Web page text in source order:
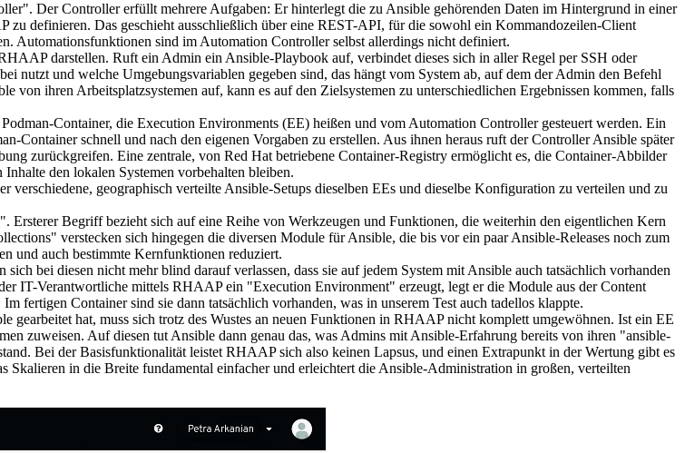
Der Controller erfüllt mehrere Aufgaben: Er hinterlegt die zu Ansible gehörenden Daten im Hintergrund in einer
definieren. Das geschieht ausschließlich über eine REST-API, für die sowohl ein Kommandozeilen-Client
Automationsfunktionen sind im Automation Controller selbst allerdings nicht definiert.
darstellen. Ruft ein Admin ein Ansible-Playbook auf, verbindet dieses sich in aller Regel per SSH oder
nutzt und welche Umgebungsvariablen gegeben sind, das hängt vom System ab, auf dem der Admin den Befehl
ihren Arbeitsplatzsystemen auf, kann es auf den Zielsystemen zu unterschiedlichen Ergebnissen kommen, falls
Container, die Execution Environments (EE) heißen und vom Automation Controller gesteuert werden. Ein
Container schnell und nach den eigenen Vorgaben zu erstellen. Aus ihnen heraus ruft der Controller Ansible später
zurückgreifen. Eine zentrale, von Red Hat betriebene Container-Registry ermöglicht es, die Container-Abbilder
den lokalen Systemen vorbehalten bleiben.
geographisch verteilte Ansible-Setups dieselben EEs und dieselbe Konfiguration zu verteilen und zu
Begriff bezieht sich auf eine Reihe von Werkzeugen und Funktionen, die weiterhin den eigentlichen Kern
verstecken sich hingegen die diversen Module für Ansible, die bis vor ein paar Ansible-Releases noch zum
und auch bestimmte Kernfunktionen reduziert.
bei diesen nicht mehr blind darauf verlassen, dass sie auf jedem System mit Ansible auch tatsächlich vorhanden
IT-Verantwortliche mittels RHAAP ein "Execution Environment" erzeugt, legt er die Module aus der Content
fertigen Container sind sie dann tatsächlich vorhanden, was in unserem Test auch tadellos klappte.
hat, muss sich trotz des Wustes an neuen Funktionen in RHAAP nicht komplett umgewöhnen. Ist ein EE
zuweisen. Auf diesen tut Ansible dann genau das, was Admins mit Ansible-Erfahrung bereits von ihren "ansible-
Bei der Basisfunktionalität leistet RHAAP sich also keinen Lapsus, und einen Extrapunkt in der Wertung gibt es
Skalieren in die Breite fundamental einfacher und erleichtert die Ansible-Administration in großen, verteilten